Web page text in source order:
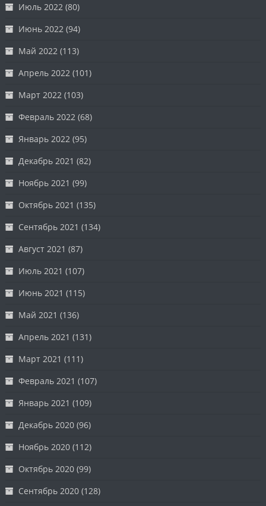
Июль 2022 (80)
Июнь 2022 (94)
Май 2022 (113)
Апрель 2022 (101)
Март 2022 (103)
Февраль 2022 (68)
Январь 2022 (95)
Декабрь 2021 (82)
Ноябрь 2021 (99)
Октябрь 2021 (135)
Сентябрь 2021 (134)
Август 2021 (87)
Июль 2021 (107)
Июнь 2021 (115)
Май 2021 (136)
Апрель 2021 (131)
Март 2021 (111)
Февраль 2021 (107)
Январь 2021 (109)
Декабрь 2020 (96)
Ноябрь 2020 (112)
Октябрь 2020 (99)
Сентябрь 2020 (128)